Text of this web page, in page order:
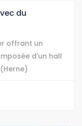
du
offrant un
d'un hall